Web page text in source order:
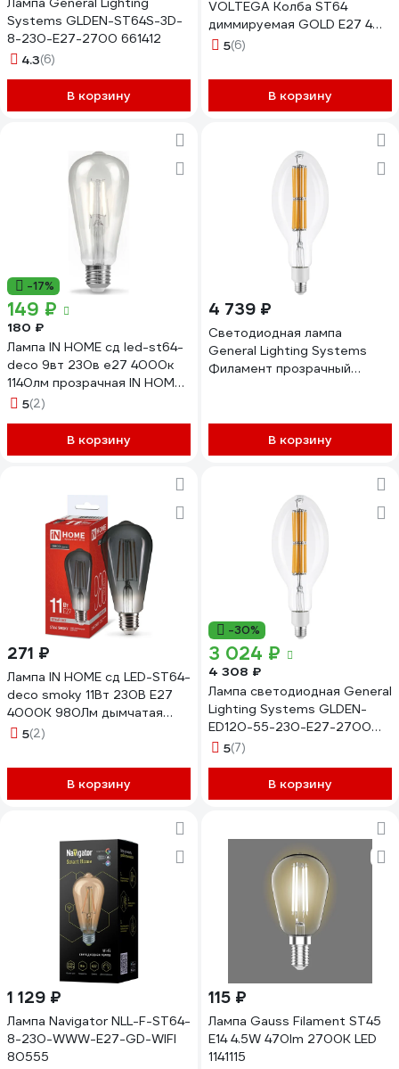
Systems GLDEN-ST64S-3D-
8-230-E27-2700 661412
4.3(6)
В корзину
VOLTEGA Колба ST64
диммируемая GOLD E27 4W
2000K 7077
5(6)
В корзину
-17%
149 ₽
180 ₽
Лампа IN HOME сд led-st64-
deco 9вт 230в е27 4000к
1140лм прозрачная IN HOME
4690612050829
5(2)
В корзину
4 739 ₽
Светодиодная лампа
General Lighting Systems
Филамент прозрачный
GLDEN-ED120-75-230-E27-
4500 661640В корзину
271 ₽
Лампа IN HOME сд LED-ST64-
deco smoky 11Вт 230В E27
4000K 980Лм дымчатая
4690612056036
5(2)
В корзину
-30%
3 024 ₽
4 308 ₽
Лампа светодиодная General
Lighting Systems GLDEN-
ED120-55-230-E27-2700
661639
5(7)
В корзину
1 129 ₽
Лампа Navigator NLL-F-ST64-
8-230-WWW-E27-GD-WIFI
80555
115 ₽
Лампа Gauss Filament ST45
Е14 4.5W 470lm 2700К LED
1141115